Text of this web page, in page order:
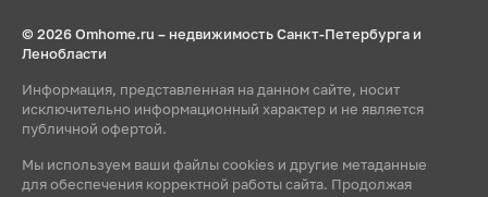
© 2026 Omhome.ru – недвижимость Санкт-Петербурга и
Ленобласти
Информация, представленная на данном сайте, носит
исключительно информационный характер и не является
публичной офертой.
Мы используем ваши файлы cookies и другие метаданные
для обеспечения корректной работы сайта. Продолжая